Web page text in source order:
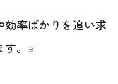
率ばかりを追い求
。
※